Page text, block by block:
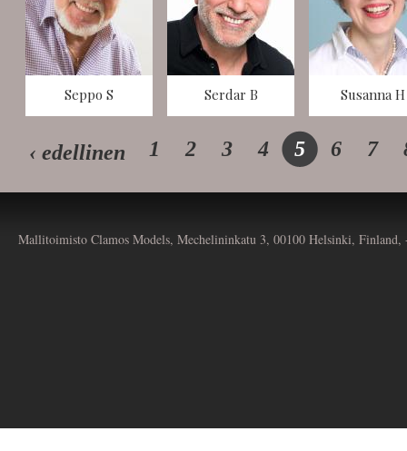
Seppo S Serdar B Susanna H
‹ edellinen 1 2 3 4 5 6 7
Mallitoimisto Clamos Models, Mechelininkatu 3, 00100 Helsinki,